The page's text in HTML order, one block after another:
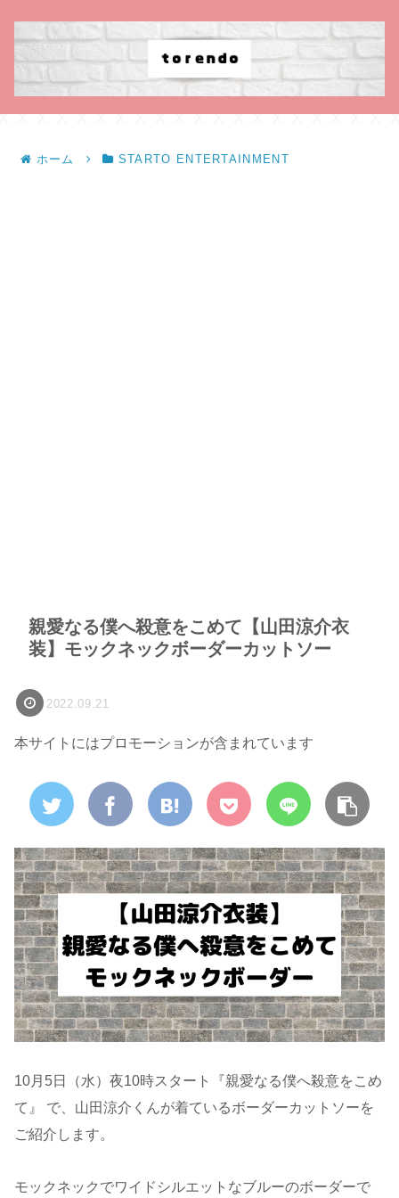
ホーム STARTO ENTERTAINMENT
親愛なる僕へ殺意をこめて【山田涼介衣
装】モックネックボーダーカットソー
2022.09.21
本サイトにはプロモーションが含まれています
10月5日（水）夜10時スタート『親愛なる僕へ殺意をこめ
て』 で、山田涼介くんが着ているボーダーカットソーを
ご紹介します。
モックネックでワイドシルエットなブルーのボーダーで